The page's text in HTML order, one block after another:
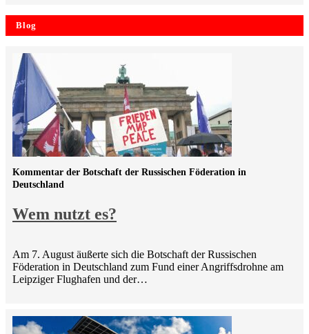
Blog
Wem nutzt es?
Kommentar der Botschaft der Russischen Föderation in
Deutschland
Am 7. August äußerte sich die Botschaft der Russischen
Föderation in Deutschland zum Fund einer Angriffsdrohne am
Leipziger Flughafen und der…